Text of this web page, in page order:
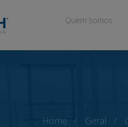
Quem somos
Home Geral